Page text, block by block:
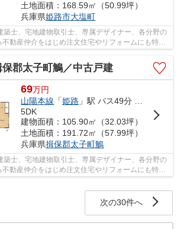
土地面積：168.59㎡（50.99坪）
兵庫県姫路市大塩町
築士、宅地建物取引士、専属デザイナー、各分野の
動産仲介をはじめ注文住宅やリフォームにも特化
保郡太子町鵤／中古戸建
69万円
山陽本線 「姫路 」駅 バス49分 「福田（たつの市）」 停歩8分
5DK
建物面積：105.90㎡（32.03坪）
土地面積：191.72㎡（57.99坪）
兵庫県揖保郡太子町鵤
築士、宅地建物取引士、専属デザイナー、各分野の
動産仲介をはじめ注文住宅やリフォームにも特化
次の30件へ